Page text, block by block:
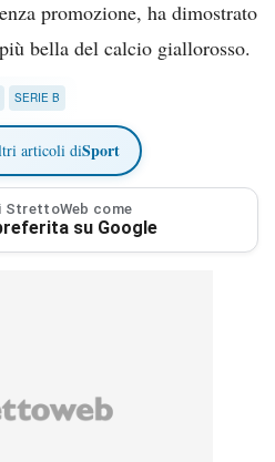
promozione, ha dimostrato
bella del calcio giallorosso.
SERIE B
articoli diSport
StrettoWeb come
su Google